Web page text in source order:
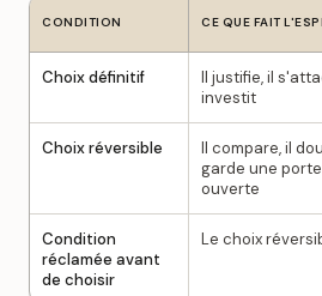
CONDITION CE QUE FAIT
Choix définitif
Il justifie, il
investit
Choix réversible
Il compare, il
garde une porte
ouverte
Condition
réclamée avant
de choisir
Le choix